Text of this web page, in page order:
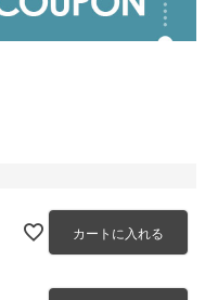
カートに入れる